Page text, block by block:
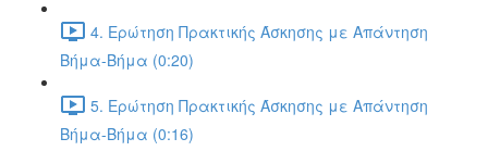
4. Ερώτηση Πρακτικής Άσκησης με Απάντηση
Βήμα-Βήμα (0:20)
5. Ερώτηση Πρακτικής Άσκησης με Απάντηση
Βήμα-Βήμα (0:16)